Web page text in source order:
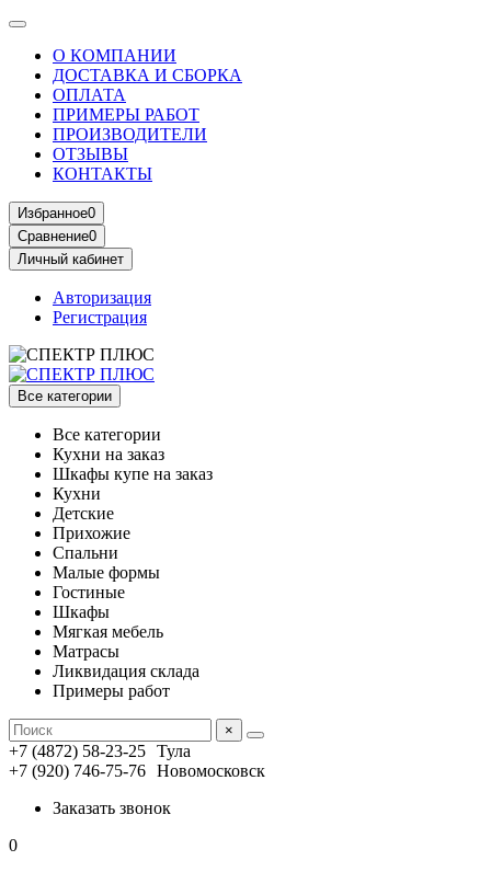
О КОМПАНИИ
ДОСТАВКА И СБОРКА
ОПЛАТА
ПРИМЕРЫ РАБОТ
ПРОИЗВОДИТЕЛИ
ОТЗЫВЫ
КОНТАКТЫ
Избранное0
Сравнение0
Личный кабинет
Авторизация
Регистрация
Все категории
Все категории
Кухни на заказ
Шкафы купе на заказ
Кухни
Детские
Прихожие
Спальни
Малые формы
Гостиные
Шкафы
Мягкая мебель
Матрасы
Ликвидация склада
Примеры работ
×
+7 (4872) 58-23-25 Тула
+7 (920) 746-75-76 Новомосковск
Заказать звонок
0